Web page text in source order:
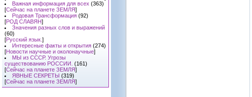
Важная информация для всех (363)
[Сейчас на планете ЗЕМЛЯ]
Родовая Трансформация (92)
[РОД СЛАВЯН]
Значения разных слов и выражений
(60)
[Русский язык. ]
Интересные факты и открытия (274)
[Новости научные и околонаучные]
МЫ из СССР. Угрозы
существованию РОССИИ. (161)
[Сейчас на планете ЗЕМЛЯ]
ЯВНЫЕ СЕКРЕТЫ (319)
[Сейчас на планете ЗЕМЛЯ]